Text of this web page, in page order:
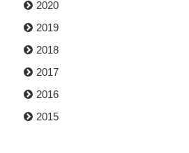
2020
2019
2018
2017
2016
2015